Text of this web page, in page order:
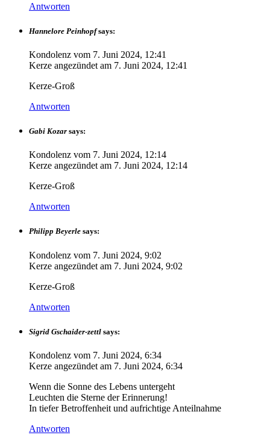
Antworten
Hannelore Peinhopf says:
Kondolenz vom 7. Juni 2024, 12:41
Kerze angezündet am 7. Juni 2024, 12:41
Kerze-Groß
Antworten
Gabi Kozar says:
Kondolenz vom 7. Juni 2024, 12:14
Kerze angezündet am 7. Juni 2024, 12:14
Kerze-Groß
Antworten
Philipp Beyerle says:
Kondolenz vom 7. Juni 2024, 9:02
Kerze angezündet am 7. Juni 2024, 9:02
Kerze-Groß
Antworten
Sigrid Gschaider-zettl says:
Kondolenz vom 7. Juni 2024, 6:34
Kerze angezündet am 7. Juni 2024, 6:34
Wenn die Sonne des Lebens untergeht
Leuchten die Sterne der Erinnerung!
In tiefer Betroffenheit und aufrichtige Anteilnahme
Antworten